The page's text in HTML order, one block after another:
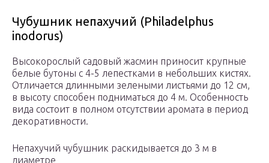
Чубушник непахучий (Philadelphus
inodorus)
Высокорослый садовый жасмин приносит крупные
белые бутоны с 4-5 лепестками в небольших кистях.
Отличается длинными зелеными листьями до 12 см,
в высоту способен подниматься до 4 м. Особенность
вида состоит в полном отсутствии аромата в период
декоративности.
Непахучий чубушник раскидывается до 3 м в
диаметре